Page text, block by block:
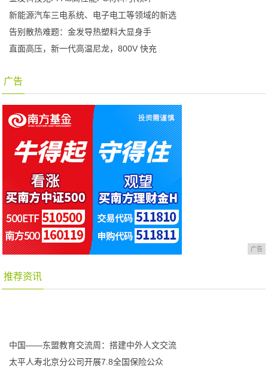
新能源汽车三电系统、电子电工等领域的新选
告别散热难题：金发导热塑料大显身手
直面高压，新一代高温尼龙，800V 快充
广告
广告
推荐资讯
中国——东盟教育交流周：搭建中外人文交流
太平人寿北京分公司开展7.8全国保险公众